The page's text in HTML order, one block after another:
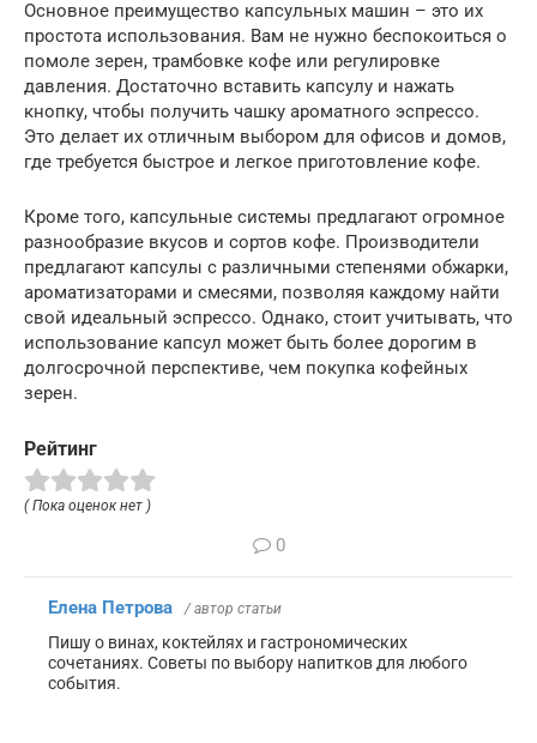
Основное преимущество капсульных машин – это их
простота использования. Вам не нужно беспокоиться о
помоле зерен, трамбовке кофе или регулировке
давления. Достаточно вставить капсулу и нажать
кнопку, чтобы получить чашку ароматного эспрессо.
Это делает их отличным выбором для офисов и домов,
где требуется быстрое и легкое приготовление кофе.
Кроме того, капсульные системы предлагают огромное
разнообразие вкусов и сортов кофе. Производители
предлагают капсулы с различными степенями обжарки,
ароматизаторами и смесями, позволяя каждому найти
свой идеальный эспрессо. Однако, стоит учитывать, что
использование капсул может быть более дорогим в
долгосрочной перспективе, чем покупка кофейных
зерен.
Рейтинг
( Пока оценок нет )
0
Елена Петрова / автор статьи
Пишу о винах, коктейлях и гастрономических
сочетаниях. Советы по выбору напитков для любого
события.